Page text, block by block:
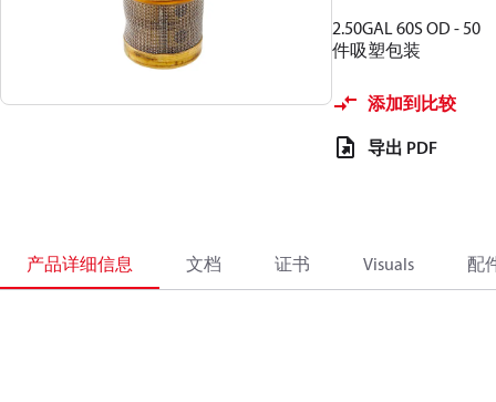
2.50GAL 60S OD - 50
件吸塑包装
添加到比较
导出 PDF
产品详细信息 文档 证书 Visuals 配